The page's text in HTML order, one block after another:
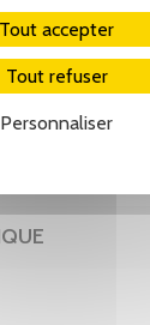
Tout accepter
Tout refuser
Personnaliser
Ajouter au panier